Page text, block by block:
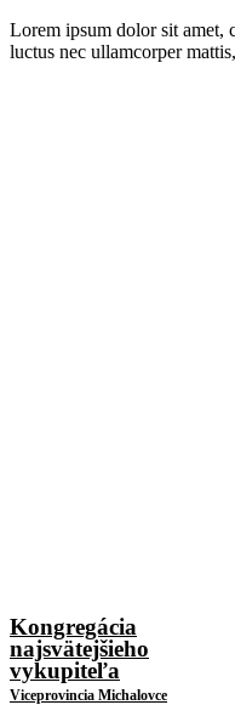
Lorem ipsum dolor sit amet,
luctus nec ullamcorper
Kongregácia
najsvätejšieho
vykupiteľa
Viceprovincia Michalovce